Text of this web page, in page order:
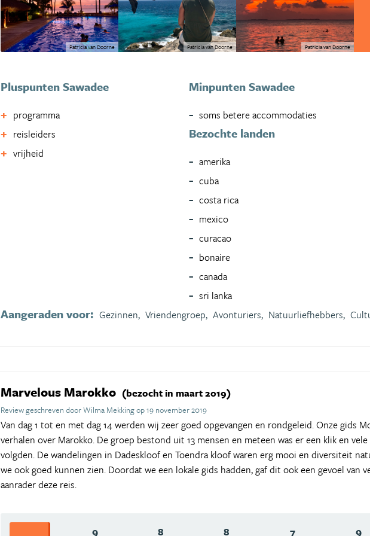
Patricia van Doorne Patricia van Doorne Patricia van Doorne
Pluspunten Sawadee
programma
reisleiders
vrijheid
Minpunten Sawadee
soms betere accommodaties
Bezochte landen
amerika
cuba
costa rica
mexico
curacao
bonaire
canada
sri lanka
Aangeraden voor: Gezinnen, Vriendengroep, Avonturiers, Natuurliefhebbers,
Marvelous Marokko (bezocht in maart 2019)
Review geschreven door Wilma Mekking op 19 november 2019
Van dag 1 tot en met dag 14 werden wij zeer goed opgevangen en rondgeleid. Onze gids
verhalen over Marokko. De groep bestond uit 13 mensen en meteen was er een klik en
volgden. De wandelingen in Dadeskloof en Toendra kloof waren erg mooi en diversiteit
we ook goed kunnen zien. Doordat we een lokale gids hadden, gaf dit ook een gevoel van
aanrader deze reis.
9 8 8 7 9